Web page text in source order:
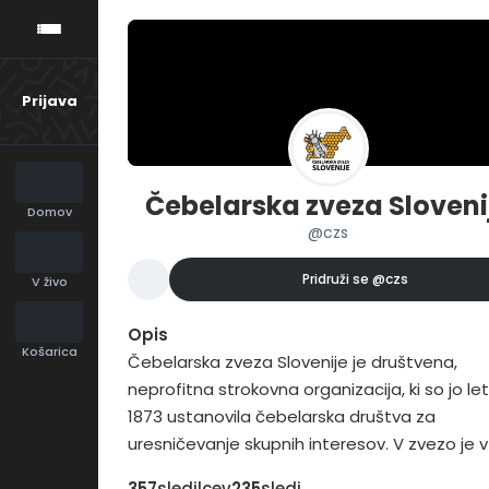
Prijava
Domov
V živo
Košarica
Čebelarska zveza
@czs
Pridruži se @czs
Opis
Čebelarska zveza Slovenije je društvena,
neprofitna strokovna organizacija, ki so jo
1873 ustanovila čebelarska društva za
uresničevanje skupnih interesov. V zvezo je